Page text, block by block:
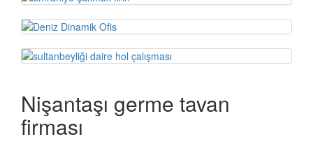
Nişantaşı germe tavan
firması